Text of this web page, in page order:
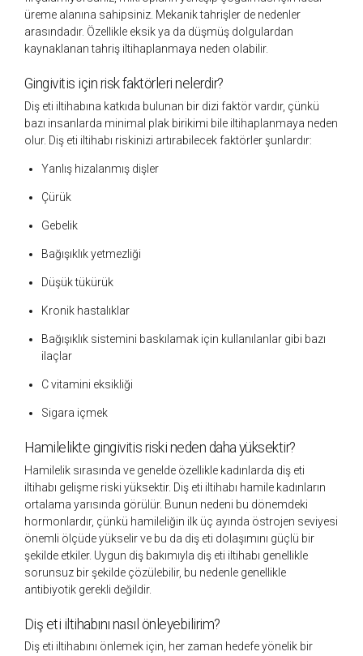
üreme alanına sahipsiniz. Mekanik tahrişler de nedenler
arasındadır. Özellikle eksik ya da düşmüş dolgulardan
kaynaklanan tahriş iltihaplanmaya neden olabilir.
Gingivitis için risk faktörleri nelerdir?
Diş eti iltihabına katkıda bulunan bir dizi faktör vardır, çünkü
bazı insanlarda minimal plak birikimi bile iltihaplanmaya neden
olur. Diş eti iltihabı riskinizi artırabilecek faktörler şunlardır:
Yanlış hizalanmış dişler
Çürük
Gebelik
Bağışıklık yetmezliği
Düşük tükürük
Kronik hastalıklar
Bağışıklık sistemini baskılamak için kullanılanlar gibi bazı
ilaçlar
C vitamini eksikliği
Sigara içmek
Hamilelikte gingivitis riski neden daha yüksektir?
Hamilelik sırasında ve genelde özellikle kadınlarda diş eti
iltihabı gelişme riski yüksektir. Diş eti iltihabı hamile kadınların
ortalama yarısında görülür. Bunun nedeni bu dönemdeki
hormonlardır, çünkü hamileliğin ilk üç ayında östrojen seviyesi
önemli ölçüde yükselir ve bu da diş eti dolaşımını güçlü bir
şekilde etkiler. Uygun diş bakımıyla diş eti iltihabı genellikle
sorunsuz bir şekilde çözülebilir, bu nedenle genellikle
antibiyotik gerekli değildir.
Diş eti iltihabını nasıl önleyebilirim?
Diş eti iltihabını önlemek için, her zaman hedefe yönelik bir